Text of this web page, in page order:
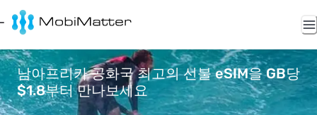
남아프리카 공화국 최고의 선불 eSIM을 GB당
$1.8부터 만나보세요